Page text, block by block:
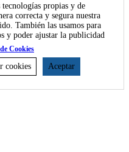
propias y de
correcta y segura nuestra
También las usamos para
y poder ajustar la publicidad
Cookies
cookies Aceptar